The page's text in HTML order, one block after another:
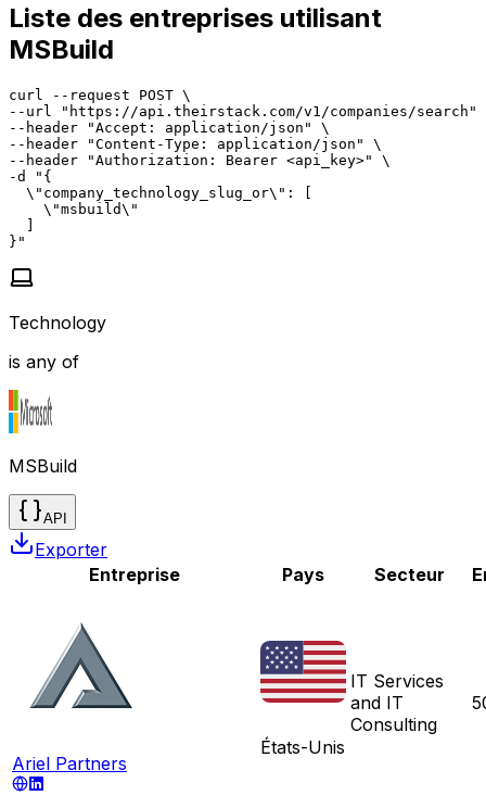
Liste des entreprises utilisant
MSBuild
curl --request POST \
--url "https://api.theirstack.com/v1/companies/search"
--header "Accept: application/json" \
--header "Content-Type: application/json" \
--header "Authorization: Bearer <api_key>" \
-d "{
  \"company_technology_slug_or\": [
    \"msbuild\"
  ]
}"
Technology
is any of
MSBuild
API
Exporter
Entreprise
Pays Secteur
Ariel Partners
États-Unis
IT Services
and IT
Consulting